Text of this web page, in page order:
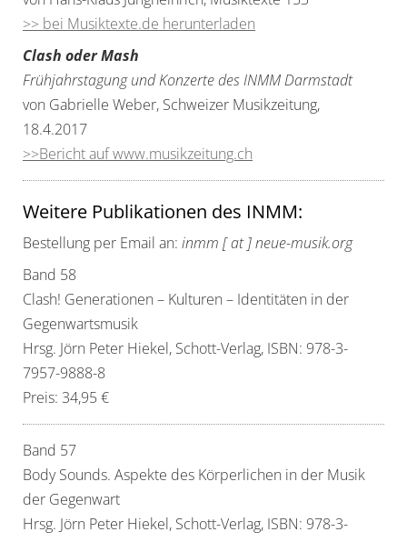
>> bei Musiktexte.de herunterladen
Clash oder Mash
Frühjahrstagung und Konzerte des INMM Darmstadt
von Gabrielle Weber, Schweizer Musikzeitung,
18.4.2017
>>Bericht auf www.musikzeitung.ch
Weitere Publikationen des INMM:
Bestellung per Email an: inmm [ at ] neue-musik.org
Band 58
Clash! Generationen – Kulturen – Identitäten in der
Gegenwartsmusik
Hrsg. Jörn Peter Hiekel, Schott-Verlag, ISBN: 978-3-
7957-9888-8
Preis: 34,95 €
Band 57
Body Sounds. Aspekte des Körperlichen in der Musik
der Gegenwart
Hrsg. Jörn Peter Hiekel, Schott-Verlag, ISBN: 978-3-